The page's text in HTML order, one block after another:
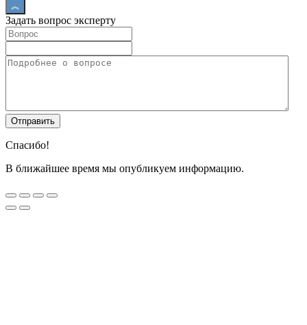
Задать вопрос эксперту
Спасибо!
В ближайшее время мы опубликуем информацию.